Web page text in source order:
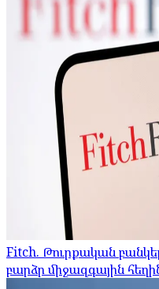
Fitch. Թուրքական
բարձր միջազգային